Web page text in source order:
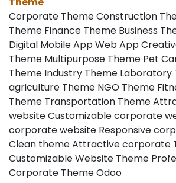
Corporate Theme Construction
Theme Finance Theme Business
Digital Mobile App Web App
Theme Multipurpose Theme Pet
Theme Industry Theme Laboratory
agriculture Theme NGO Theme
Theme Transportation Theme
website Customizable corporate
corporate website Responsive
Clean theme Attractive corporate
Customizable Website Theme
Corporate Theme Odoo